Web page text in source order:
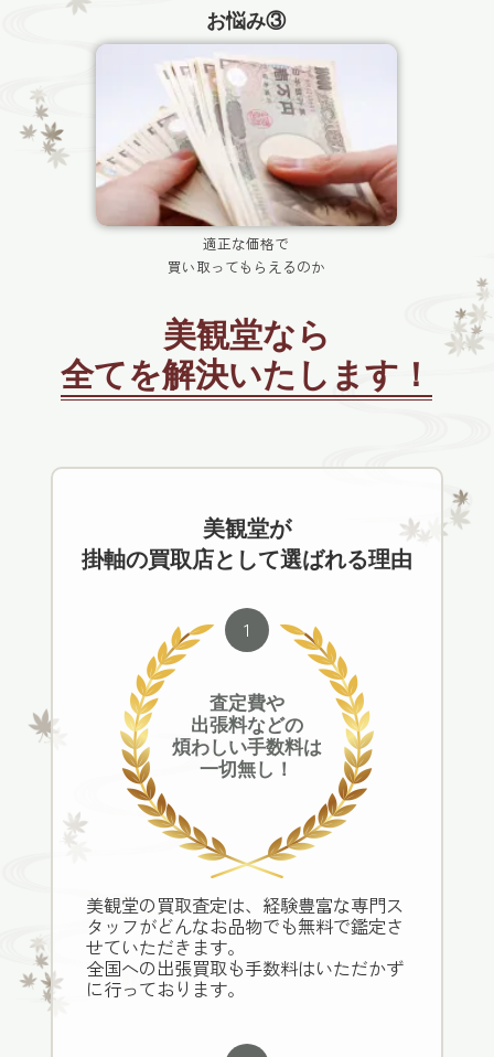
お悩み③
適正な価格で
買い取ってもらえるのか
美観堂なら
全てを解決いたします！
美観堂が
掛軸の買取店として選ばれる理由
1
査定費や
出張料などの
煩わしい手数料は
一切無し！
美観堂の買取査定は、経験豊富な専門ス
タッフがどんなお品物でも無料で鑑定さ
せていただきます。
全国への出張買取も手数料はいただかず
に行っております。